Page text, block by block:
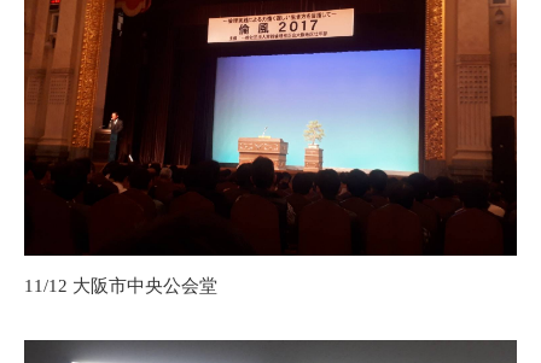
11/12 大阪市中央公会堂